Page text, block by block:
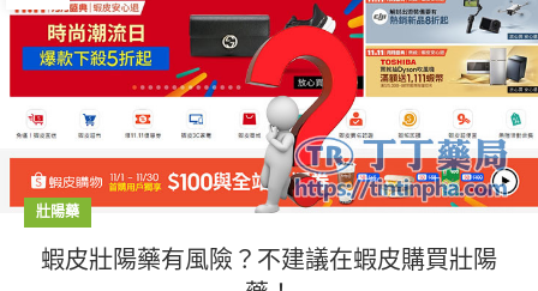
壯陽藥
蝦皮壯陽藥有風險？不建議在蝦皮購買壯陽